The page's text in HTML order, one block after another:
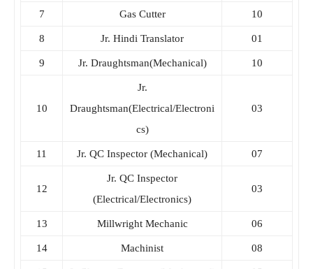
7 Gas Cutter 10
8 Jr. Hindi Translator 01
9 Jr. Draughtsman(Mechanical) 10
10
Jr.
Draughtsman(Electrical/Electroni
cs)
03
11 Jr. QC Inspector (Mechanical) 07
12
Jr. QC Inspector
(Electrical/Electronics)
03
13 Millwright Mechanic 06
14 Machinist 08